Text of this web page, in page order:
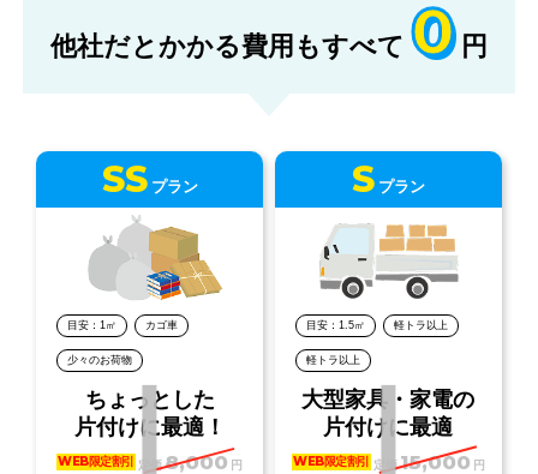
他社だとかかる費用もすべて 0 円
SS プラン
目安：1㎡ カゴ車
少々のお荷物
ちょっとした
片付けに最適！
WEB限定割引 定価8,000 円
S プラン
目安：1.5㎡ 軽トラ以上
軽トラ以上
大型家具・家電の
片付けに最適
WEB限定割引 定価15,000 円